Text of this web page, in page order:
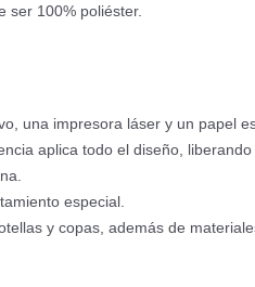
ser 100% poliéster.
una impresora láser y un papel
aplica todo el diseño,
especial.
y copas, además de